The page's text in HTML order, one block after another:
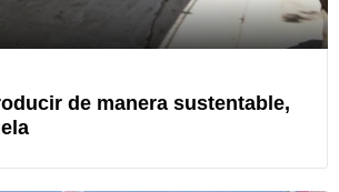
de manera sustentable,